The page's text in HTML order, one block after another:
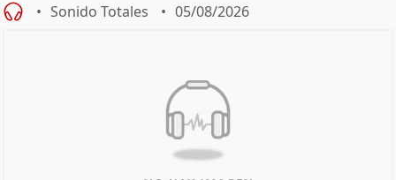
Sonido Totales 05/08/2026